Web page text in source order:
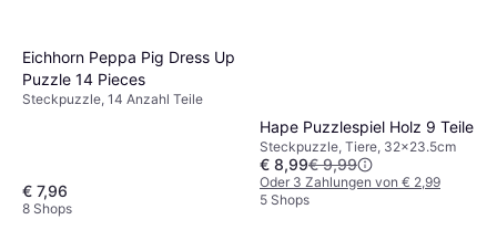
Eichhorn Peppa Pig Dress Up
Puzzle 14 Pieces
Steckpuzzle, 14 Anzahl Teile
€ 7,96
8 Shops
Hape Puzzlespiel Holz 9 Teile
Steckpuzzle, Tiere, 32x23.5cm
€ 8,99€ 9,99
Oder 3 Zahlungen von € 2,99
5 Shops